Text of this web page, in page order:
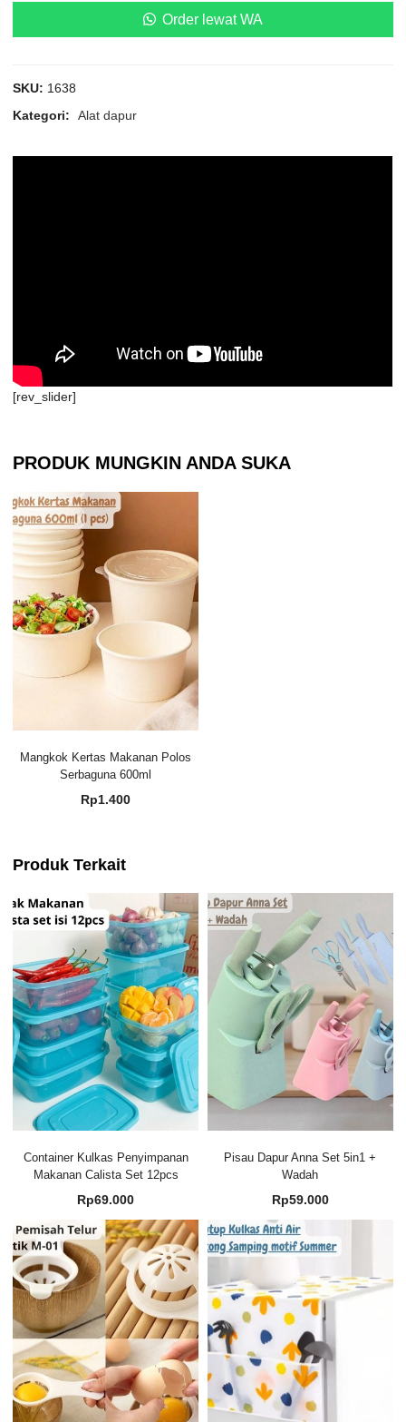
Order lewat WA
SKU: 1638
Kategori:
Alat dapur
[rev_slider]
PRODUK MUNGKIN ANDA SUKA
Mangkok Kertas Makanan Polos
Serbaguna 600ml
Rp1.400
Produk Terkait
Container Kulkas Penyimpanan
Makanan Calista Set 12pcs
Rp69.000
Pisau Dapur Anna Set 5in1 +
Wadah
Rp59.000